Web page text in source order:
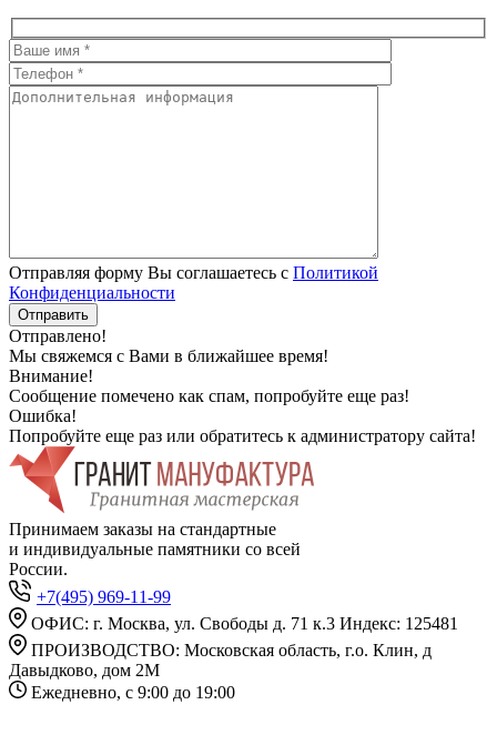
Отправляя форму Вы соглашаетесь с Политикой
Конфиденциальности
Отправлено!
Мы свяжемся с Вами в ближайшее время!
Внимание!
Сообщение помечено как спам, попробуйте еще раз!
Ошибка!
Попробуйте еще раз или обратитесь к администратору сайта!
Принимаем заказы на стандартные
и индивидуальные памятники со всей
России.
+7(495) 969-11-99
ОФИС: г. Москва, ул. Свободы д. 71 к.3 Индекс: 125481
ПРОИЗВОДСТВО: Московская область, г.о. Клин, д
Давыдково, дом 2М
Ежедневно, с 9:00 до 19:00